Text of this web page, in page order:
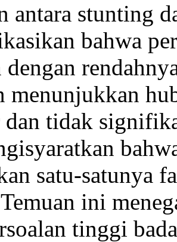
antara stunting
bahwa
dengan
menunjukkan
tidak
satu-satunya
ini
tinggi